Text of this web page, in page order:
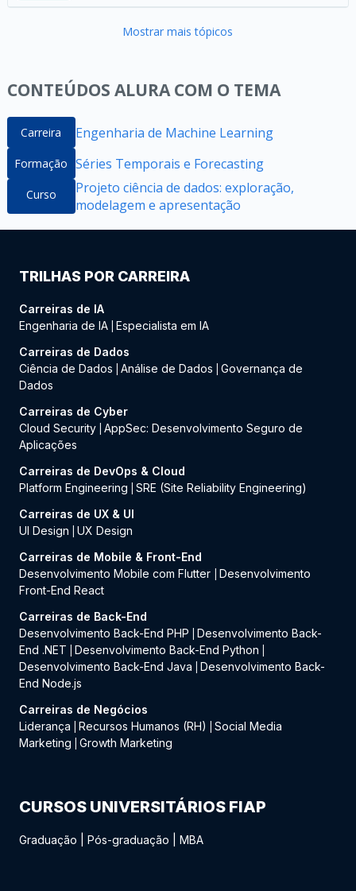
Mostrar mais tópicos
CONTEÚDOS ALURA COM O TEMA
Carreira Engenharia de Machine Learning
Formação Séries Temporais e Forecasting
Curso
Projeto ciência de dados: exploração,
modelagem e apresentação
TRILHAS POR CARREIRA
Carreiras de IA
Engenharia de IA Especialista em IA
Carreiras de Dados
Ciência de Dados
Análise de Dados
Governança de
Dados
Carreiras de Cyber
Cloud Security AppSec: Desenvolvimento Seguro de
Aplicações
Carreiras de DevOps & Cloud
Platform Engineering
SRE (Site Reliability Engineering)
Carreiras de UX & UI
UI Design
UX Design
Carreiras de Mobile & Front-End
Desenvolvimento Mobile com Flutter
Desenvolvimento
Front-End React
Carreiras de Back-End
Desenvolvimento Back-End PHP
Desenvolvimento Back-
End .NET
Desenvolvimento Back-End Python
Desenvolvimento Back-End Java
Desenvolvimento Back-
End Node.js
Carreiras de Negócios
Liderança
Recursos Humanos (RH)
Social Media
Marketing
Growth Marketing
CURSOS UNIVERSITÁRIOS FIAP
Graduação Pós-graduação MBA